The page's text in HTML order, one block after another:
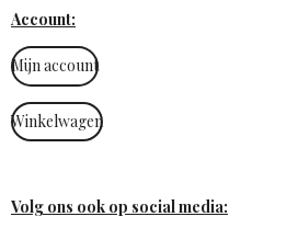
Account:
Mijn account
Winkelwagen
Volg ons ook op social media: